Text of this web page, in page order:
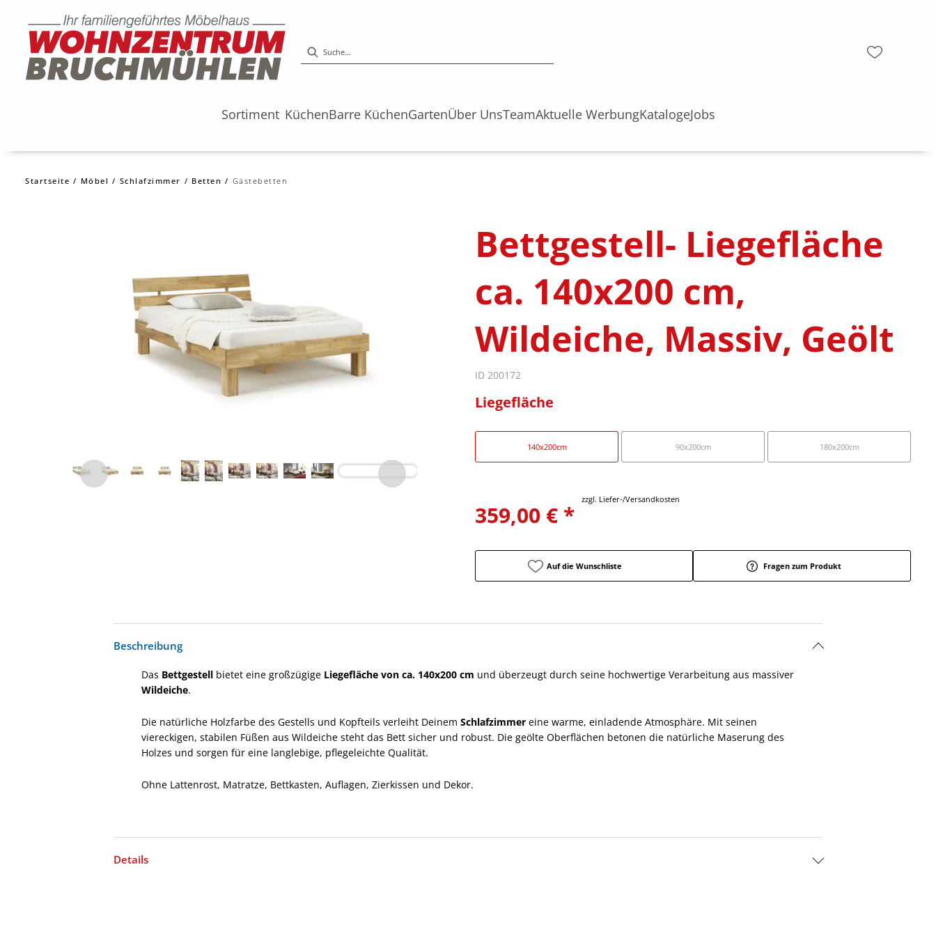
Sortiment KüchenBarre KüchenGartenÜber UnsTeamAktuelle WerbungKatalogeJobs
Startseite Möbel Schlafzimmer Betten Gästebetten
Bettgestell- Liegefläche
ca. 140x200 cm,
Wildeiche, Massiv, Geölt
ID 200172
Liegefläche
140x200cm 90x200cm 180x200cm
359,00 € *
zzgl. Liefer-/Versandkosten
Auf die Wunschliste Fragen zum Produkt
Beschreibung
Das Bettgestell bietet eine großzügige Liegefläche von ca. 140x200 cm und überzeugt durch seine hochwertige Verarbeitung aus massiver
Wildeiche.
Die natürliche Holzfarbe des Gestells und Kopfteils verleiht DeinemSchlafzimmereine warme, einladende Atmosphäre. Mit seinen
viereckigen, stabilen Füßen aus Wildeiche steht das Bett sicher und robust. Die geölte Oberflächen betonen die natürliche Maserung des
Holzes und sorgen für eine langlebige, pflegeleichte Qualität.
Ohne Lattenrost, Matratze, Bettkasten, Auflagen, Zierkissen und Dekor.
Details